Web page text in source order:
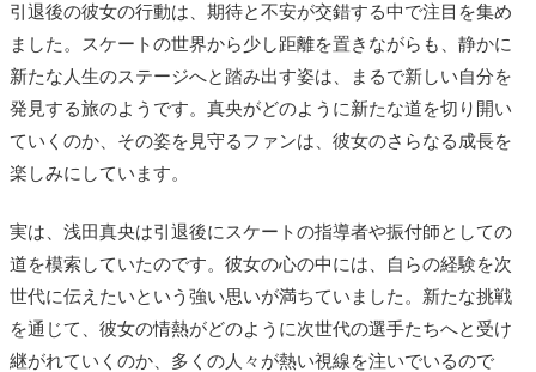
引退後の彼女の行動は、期待と不安が交錯する中で注目を集め
ました。スケートの世界から少し距離を置きながらも、静かに
新たな人生のステージへと踏み出す姿は、まるで新しい自分を
発見する旅のようです。真央がどのように新たな道を切り開い
ていくのか、その姿を見守るファンは、彼女のさらなる成長を
楽しみにしています。
実は、浅田真央は引退後にスケートの指導者や振付師としての
道を模索していたのです。彼女の心の中には、自らの経験を次
世代に伝えたいという強い思いが満ちていました。新たな挑戦
を通じて、彼女の情熱がどのように次世代の選手たちへと受け
継がれていくのか、多くの人々が熱い視線を注いでいるので